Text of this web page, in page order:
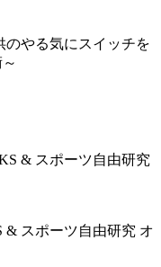
のやる気にスイッチを
& スポーツ自由研究 オ